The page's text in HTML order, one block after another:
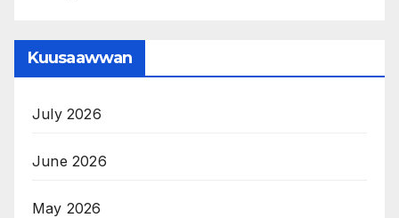
Kuusaawwan
July 2026
June 2026
May 2026